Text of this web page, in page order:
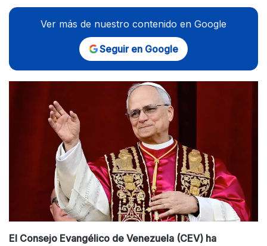
Ver más de nuestro contenido en Google
Seguir en Google
El Consejo Evangélico de Venezuela (CEV) ha